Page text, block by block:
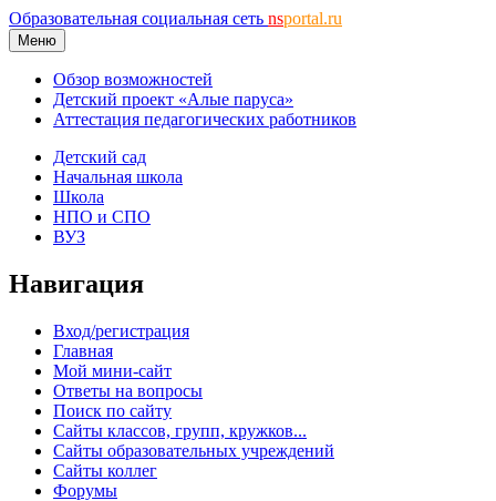
Образовательная социальная сеть nsportal.ru
Меню
Обзор возможностей
Детский проект «Алые паруса»
Аттестация педагогических работников
Детский сад
Начальная школа
Школа
НПО и СПО
ВУЗ
Навигация
Вход/регистрация
Главная
Мой мини-сайт
Ответы на вопросы
Поиск по сайту
Сайты классов, групп, кружков...
Сайты образовательных учреждений
Сайты коллег
Форумы